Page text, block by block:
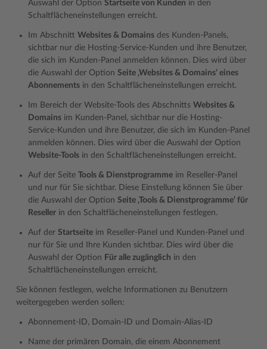
Auswahl der Option Startseite von Kunden in den
Schaltflächeneinstellungen erreicht.
Im Abschnitt Websites & Domains des Kunden-Panels,
sichtbar nur die Hosting-Service-Kunden und ihre Benutzer,
die sich im Kunden-Panel anmelden können. Dies wird über
die Auswahl der Option Seite ‚Websites & Domains‘ eines
Abonnements in den Schaltflächeneinstellungen erreicht.
Im Bereich der Website-Tools des Abschnitts Websites &
Domains im Kunden-Panel, sichtbar nur die Hosting-
Service-Kunden und ihre Benutzer, die sich im Kunden-Panel
anmelden können. Dies wird über die Auswahl der Option
Website-Tools in den Schaltflächeneinstellungen erreicht.
Auf der Seite Tools & Dienstprogramme im Reseller-Panel
und nur für Sie sichtbar. Diese Einstellung können Sie über
die Auswahl der Option Seite ‚Tools & Dienstprogramme‘ für
Reseller in den Schaltflächeneinstellungen festlegen.
Auf der Startseite im Reseller-Panel und Kunden-Panel und
nur für Sie und Ihre Kunden sichtbar. Dies wird über die
Auswahl der Option Für alle zugänglich in den
Schaltflächeneinstellungen erreicht.
Sie können festlegen, welche Informationen zu Benutzern
weitergegeben werden sollen:
Abonnement-ID, Domain-ID und Domain-Alias-ID
Name der primären Domain, die einem Abonnement